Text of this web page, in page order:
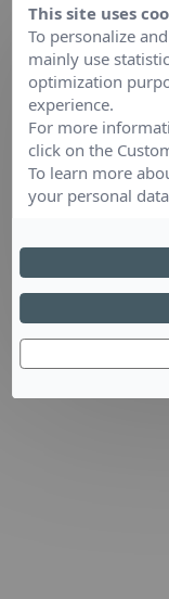
This site uses
To personalize
mainly use
optimization
experience.
For more
click on the
To learn more
your personal